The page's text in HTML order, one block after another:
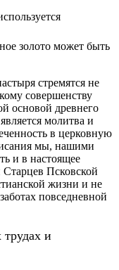
золото может быть
стремятся не
совершенству
основой древнего
молитва и
в церковную
мы, нашими
и в настоящее
Псковской
жизни и не
повседневной
и